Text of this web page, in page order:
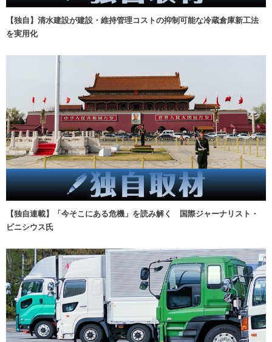
【独自】清水建設が建設・維持管理コストの抑制可能な冷蔵倉庫新工法
を実用化
【独自連載】「今そこにある危機」を読み解く 国際ジャーナリスト・
ビニシウス氏